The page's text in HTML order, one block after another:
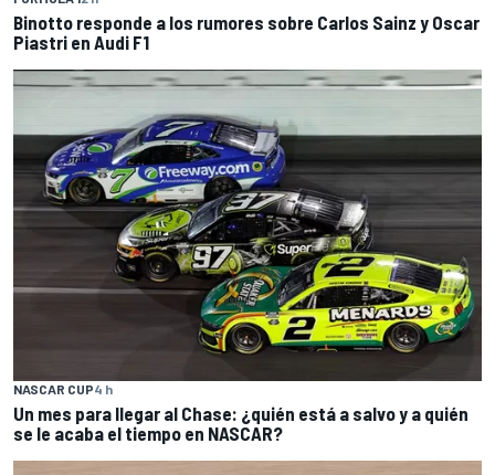
Binotto responde a los rumores sobre Carlos Sainz y Oscar
Piastri en Audi F1
NASCAR CUP4 h
Un mes para llegar al Chase: ¿quién está a salvo y a quién
se le acaba el tiempo en NASCAR?